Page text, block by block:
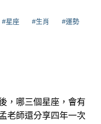
#星座 #生肖 #運勢
，哪三個星座，會有
老師還分享四年一次